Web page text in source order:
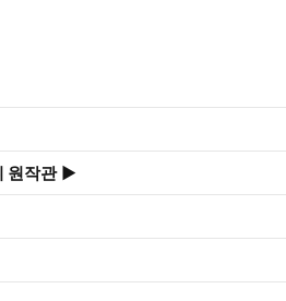
원작관 ▶